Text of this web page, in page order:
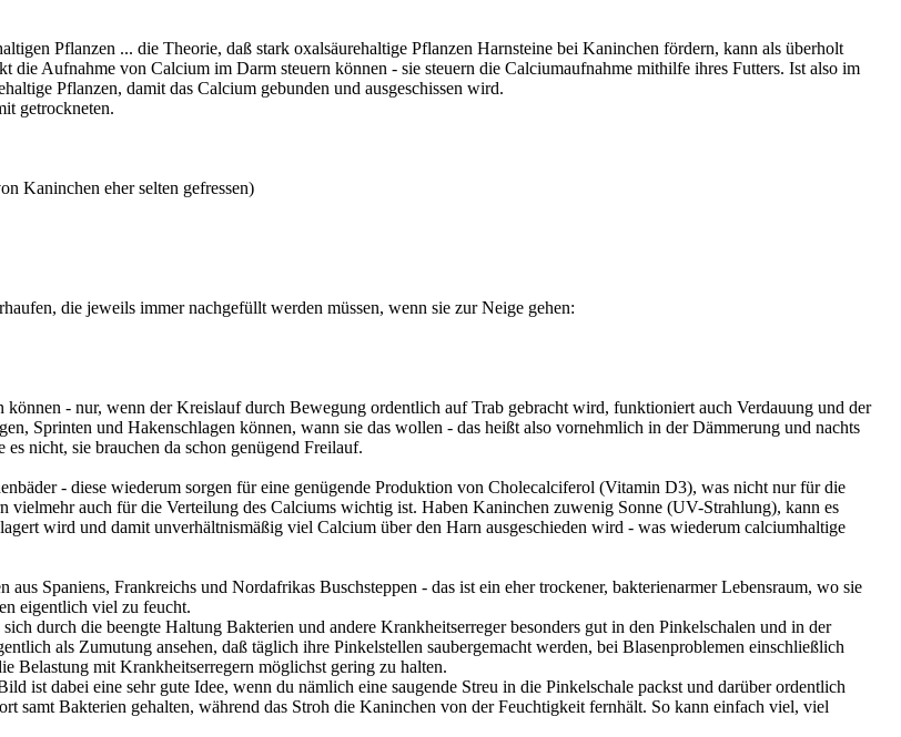
Pflanzen ... die Theorie, daß stark oxalsäurehaltige Pflanzen Harnsteine bei Kaninchen fördern, kann als überholt
die Aufnahme von Calcium im Darm steuern können - sie steuern die Calciumaufnahme mithilfe ihres Futters. Ist also im
Pflanzen, damit das Calcium gebunden und ausgeschissen wird.
getrockneten.
Kaninchen eher selten gefressen)
die jeweils immer nachgefüllt werden müssen, wenn sie zur Neige gehen:
- nur, wenn der Kreislauf durch Bewegung ordentlich auf Trab gebracht wird, funktioniert auch Verdauung und der
Sprinten und Hakenschlagen können, wann sie das wollen - das heißt also vornehmlich in der Dämmerung und nachts
nicht, sie brauchen da schon genügend Freilauf.
- diese wiederum sorgen für eine genügende Produktion von Cholecalciferol (Vitamin D3), was nicht nur für die
auch für die Verteilung des Calciums wichtig ist. Haben Kaninchen zuwenig Sonne (UV-Strahlung), kann es
wird und damit unverhältnismäßig viel Calcium über den Harn ausgeschieden wird - was wiederum calciumhaltige
Spaniens, Frankreichs und Nordafrikas Buschsteppen - das ist ein eher trockener, bakterienarmer Lebensraum, wo sie
eigentlich viel zu feucht.
durch die beengte Haltung Bakterien und andere Krankheitserreger besonders gut in den Pinkelschalen und in der
als Zumutung ansehen, daß täglich ihre Pinkelstellen saubergemacht werden, bei Blasenproblemen einschließlich
Belastung mit Krankheitserregern möglichst gering zu halten.
ist dabei eine sehr gute Idee, wenn du nämlich eine saugende Streu in die Pinkelschale packst und darüber ordentlich
samt Bakterien gehalten, während das Stroh die Kaninchen von der Feuchtigkeit fernhält. So kann einfach viel, viel